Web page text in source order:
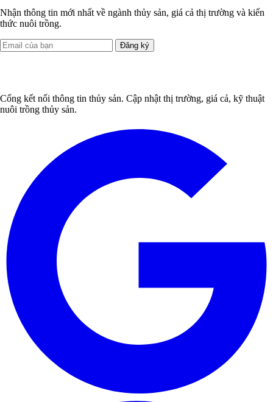
Nhận thông tin mới nhất về ngành thủy sản, giá cả thị trường và kiến
thức nuôi trồng.
Đăng ký
Cổng kết nối thông tin thủy sản. Cập nhật thị trường, giá cả, kỹ thuật
nuôi trồng thủy sản.